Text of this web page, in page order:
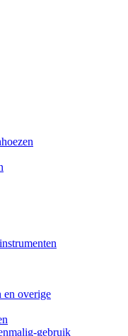
en overige
gebruik